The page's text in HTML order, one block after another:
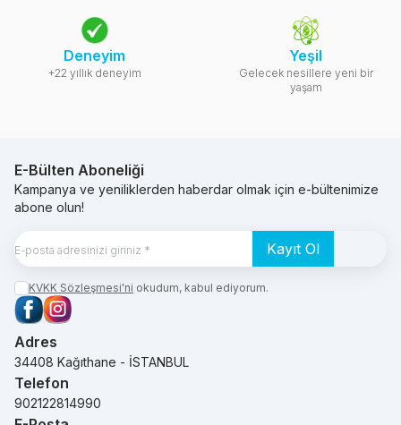
Deneyim
+22 yıllık deneyim
Yeşil
Gelecek nesillere yeni bir
yaşam
E-Bülten Aboneliği
Kampanya ve yeniliklerden haberdar olmak için e-bültenimize
abone olun!
Kayıt Ol
KVKK Sözleşmesi'ni okudum, kabul ediyorum.
Facebook
Instagram
Adres
34408 Kağıthane - İSTANBUL
Telefon
902122814990